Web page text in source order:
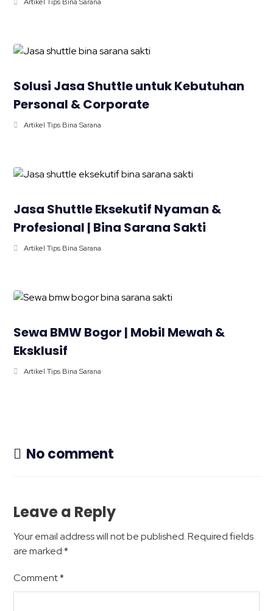
Solusi Jasa Shuttle untuk Kebutuhan
Personal & Corporate
Artikel Tips Bina Sarana
Jasa Shuttle Eksekutif Nyaman &
Profesional | Bina Sarana Sakti
Artikel Tips Bina Sarana
Sewa BMW Bogor | Mobil Mewah &
Eksklusif
Artikel Tips Bina Sarana
No comment
Leave a Reply
Your email address will not be published. Required fields
are marked*
Comment*